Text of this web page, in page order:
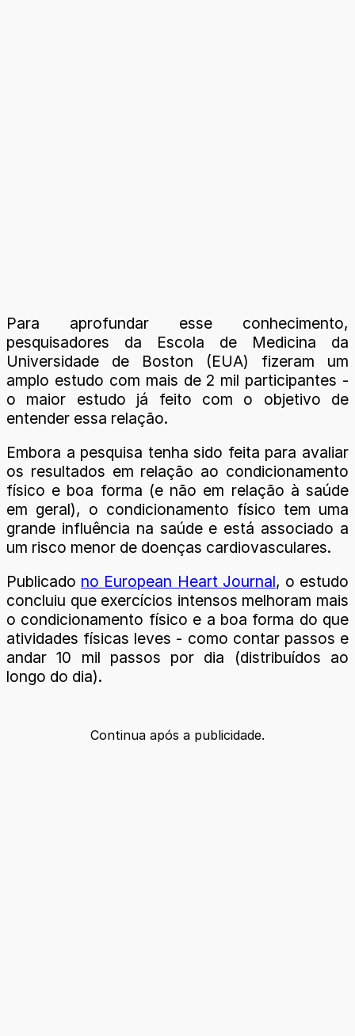
Para aprofundar esse conhecimento,
pesquisadores da Escola de Medicina da
Universidade de Boston (EUA) fizeram um
amplo estudo com mais de 2 mil participantes -
o maior estudo já feito com o objetivo de
entender essa relação.
Embora a pesquisa tenha sido feita para avaliar
os resultados em relação ao condicionamento
físico e boa forma (e não em relação à saúde
em geral), o condicionamento físico tem uma
grande influência na saúde e está associado a
um risco menor de doenças cardiovasculares.
Publicado no European Heart Journal, o estudo
concluiu que exercícios intensos melhoram mais
o condicionamento físico e a boa forma do que
atividades físicas leves - como contar passos e
andar 10 mil passos por dia (distribuídos ao
longo do dia).
Continua após a publicidade.